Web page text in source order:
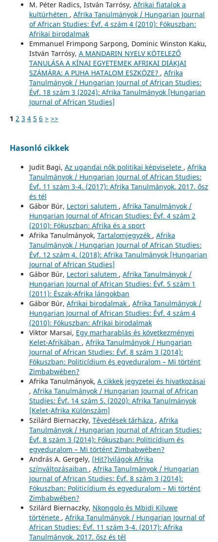
M. Péter Radics, István Tarrósy, Afrikai fiatalok a
kultúrhéten , Afrika Tanulmányok / Hungarian Journal
of African Studies: Évf. 4 szám 4 (2010): Fókuszban:
Afrikai birodalmak
Emmanuel Frimpong Sarpong, Dominic Winston Kaku,
István Tarrósy, A MANDARIN NYELV KÖTELEZŐ
TANULÁSA A KÍNAI EGYETEMEK AFRIKAI DIÁKJAI
SZÁMÁRA: A PUHA HATALOM ESZKÖZE? , Afrika
Tanulmányok / Hungarian Journal of African Studies:
Évf. 18 szám 3 (2024): Afrika Tanulmányok [Hungarian
Journal of African Studies]
1 2 3 4 5 6 > >>
Hasonló cikkek
Judit Bagi, Az ugandai nők politikai képviselete , Afrika
Tanulmányok / Hungarian Journal of African Studies:
Évf. 11 szám 3-4. (2017): Afrika Tanulmányok. 2017. ősz
és tél
Gábor Búr, Lectori salutem , Afrika Tanulmányok /
Hungarian Journal of African Studies: Évf. 4 szám 2
(2010): Fókuszban: Afrika és a sport
Afrika Tanulmányok, Tartalomjegyzék , Afrika
Tanulmányok / Hungarian Journal of African Studies:
Évf. 12 szám 4. (2018): Afrika Tanulmányok [Hungarian
Journal of African Studies]
Gábor Búr, Lectori salutem , Afrika Tanulmányok /
Hungarian Journal of African Studies: Évf. 5 szám 1
(2011): Észak-Afrika lángokban
Gábor Búr, Afrikai birodalmak , Afrika Tanulmányok /
Hungarian Journal of African Studies: Évf. 4 szám 4
(2010): Fókuszban: Afrikai birodalmak
Viktor Marsai, Egy marharablás és következményei
Kelet-Afrikában , Afrika Tanulmányok / Hungarian
Journal of African Studies: Évf. 8 szám 3 (2014):
Fókuszban: Politicídium és egyeduralom – Mi történt
Zimbabwében?
Afrika Tanulmányok, A cikkek jegyzetei és hivatkozásai
, Afrika Tanulmányok / Hungarian Journal of African
Studies: Évf. 14 szám 5. (2020): Afrika Tanulmányok
[Kelet-Afrika Különszám]
Szilárd Biernaczky, Tévedések tárháza , Afrika
Tanulmányok / Hungarian Journal of African Studies:
Évf. 8 szám 3 (2014): Fókuszban: Politicídium és
egyeduralom – Mi történt Zimbabwében?
András A. Gergely, (Hit?)világok Afrika
színváltozásaiban , Afrika Tanulmányok / Hungarian
Journal of African Studies: Évf. 8 szám 3 (2014):
Fókuszban: Politicídium és egyeduralom – Mi történt
Zimbabwében?
Szilárd Biernaczky, Nkongolo és Mbidi Kiluwe
története , Afrika Tanulmányok / Hungarian Journal of
African Studies: Évf. 11 szám 3-4. (2017): Afrika
Tanulmányok. 2017. ősz és tél